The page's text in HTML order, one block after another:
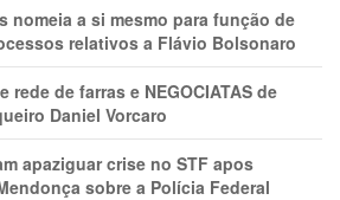
nomeia a si mesmo para função de
relativos a Flávio Bolsonaro
rede de farras e NEGOCIATAS de
Daniel Vorcaro
apaziguar crise no STF apos
sobre a Polícia Federal